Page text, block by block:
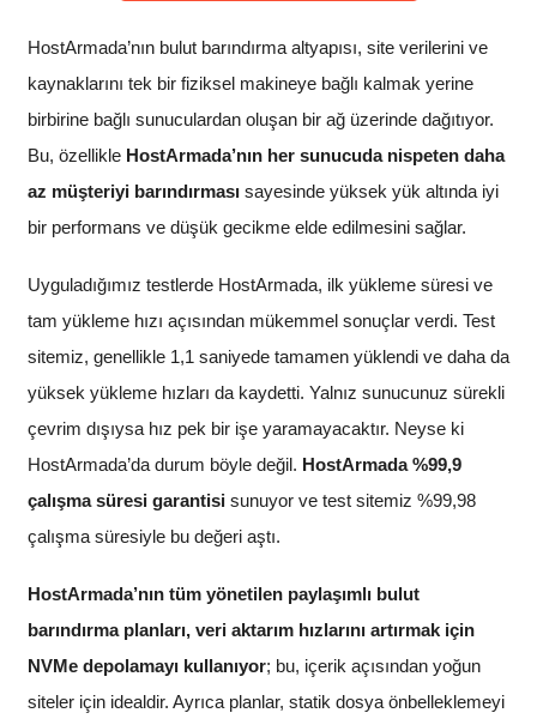
HostArmada’nın bulut barındırma altyapısı, site verilerini ve
kaynaklarını tek bir fiziksel makineye bağlı kalmak yerine
birbirine bağlı sunuculardan oluşan bir ağ üzerinde dağıtıyor.
Bu, özellikle HostArmada’nın her sunucuda nispeten daha
az müşteriyi barındırması sayesinde yüksek yük altında iyi
bir performans ve düşük gecikme elde edilmesini sağlar.
Uyguladığımız testlerde HostArmada, ilk yükleme süresi ve
tam yükleme hızı açısından mükemmel sonuçlar verdi. Test
sitemiz, genellikle 1,1 saniyede tamamen yüklendi ve daha da
yüksek yükleme hızları da kaydetti. Yalnız sunucunuz sürekli
çevrim dışıysa hız pek bir işe yaramayacaktır. Neyse ki
HostArmada’da durum böyle değil. HostArmada %99,9
çalışma süresi garantisi sunuyor ve test sitemiz %99,98
çalışma süresiyle bu değeri aştı.
HostArmada’nın tüm yönetilen paylaşımlı bulut
barındırma planları, veri aktarım hızlarını artırmak için
NVMe depolamayı kullanıyor; bu, içerik açısından yoğun
siteler için idealdir. Ayrıca planlar, statik dosya önbelleklemeyi